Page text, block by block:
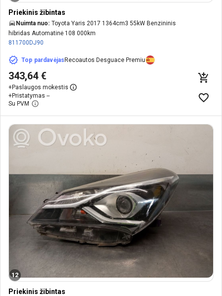
Priekinis žibintas
Nuimta nuo: Toyota Yaris 2017 1364cm3 55kW Benzininis
hibridas Automatinė 108 000km
811700DJ90
Top pardavėjasRecoautos Desguace Premiu
343,64 €
+Paslaugos mokestis
+Pristatymas --
Su PVM
12
Priekinis žibintas